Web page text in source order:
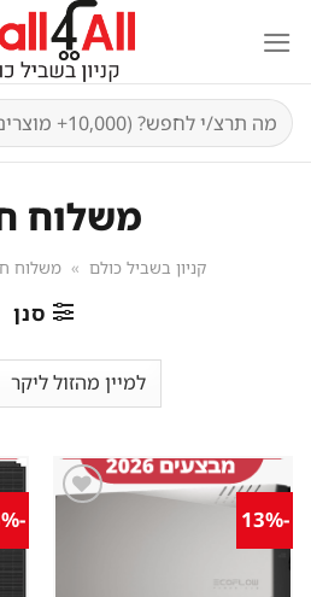
content
חיפוש
עבור:
משלוח
קניון בשביל כולם » משלוח
סנן
-13%
-23%